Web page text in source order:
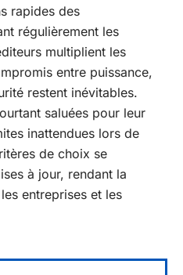
rapides des
régulièrement les
multiplient les
entre puissance,
restent inévitables.
saluées pour leur
inattendues lors de
de choix se
à jour, rendant la
entreprises et les